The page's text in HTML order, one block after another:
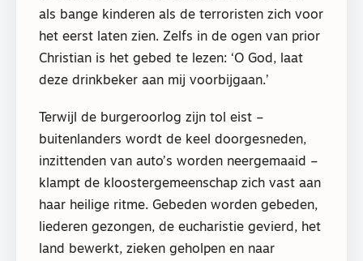
als bange kinderen als de terroristen zich voor
het eerst laten zien. Zelfs in de ogen van prior
Christian is het gebed te lezen: ‘O God, laat
deze drinkbeker aan mij voorbijgaan.’
Terwijl de burgeroorlog zijn tol eist –
buitenlanders wordt de keel doorgesneden,
inzittenden van auto’s worden neergemaaid –
klampt de kloostergemeenschap zich vast aan
haar heilige ritme. Gebeden worden gebeden,
liederen gezongen, de eucharistie gevierd, het
land bewerkt, zieken geholpen en naar